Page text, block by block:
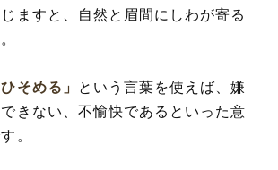
ますと、自然と眉間にしわが寄る
ひそめる」
という言葉を使えば、嫌
きない、不愉快であるといった意
。